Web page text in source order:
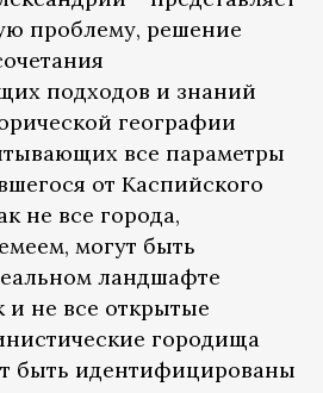
проблему, решение
подходов и знаний
географии
все параметры
от Каспийского
не все города,
могут быть
ландшафте
и не все открытые
городища
быть идентифицированы